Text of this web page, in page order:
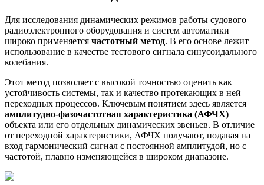
Для исследования динамических режимов работы судового
радиоэлектронного оборудования и систем автоматики
широко применяется частотный метод. В его основе лежит
использование в качестве тестового сигнала синусоидального
колебания.
Этот метод позволяет с высокой точностью оценить как
устойчивость системы, так и качество протекающих в ней
переходных процессов. Ключевым понятием здесь является
амплитудно-фазочастотная характеристика (АФЧХ)
объекта или его отдельных динамических звеньев. В отличие
от переходной характеристики, АФЧХ получают, подавая на
вход гармонический сигнал с постоянной амплитудой, но с
частотой, плавно изменяющейся в широком диапазоне.